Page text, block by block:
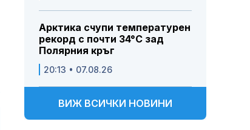
Арктика счупи температурен
рекорд с почти 34°C зад
Полярния кръг
20:13 • 07.08.26
ВИЖ ВСИЧКИ НОВИНИ